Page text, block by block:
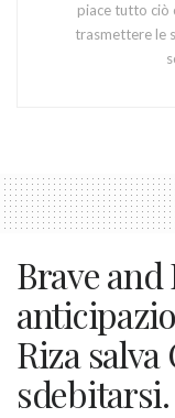
piace tutto ciò
trasmettere le
Brave
Riza salva